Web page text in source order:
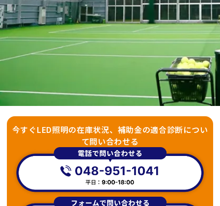
今すぐLED照明の在庫状況、補助金の適合診断につい
て問い合わせる